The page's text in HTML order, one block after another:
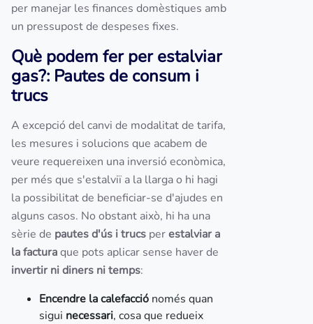
per manejar les finances domèstiques amb
un pressupost de despeses fixes.
Què podem fer per estalviar
gas?: Pautes de consum i
trucs
A excepció del canvi de modalitat de tarifa,
les mesures i solucions que acabem de
veure requereixen una inversió econòmica,
per més que s'estalviï a la llarga o hi hagi
la possibilitat de beneficiar-se d'ajudes en
alguns casos. No obstant això, hi ha una
sèrie de pautes d'ús i trucs perestalviar a
la facturaque pots aplicar sense haver de
invertir ni diners ni temps:
Encendre la calefacció només quan
sigui necessari, cosa que redueix